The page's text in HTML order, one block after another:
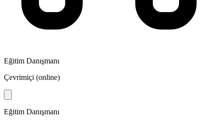
Eğitim Danışmanı
Çevrimiçi (online)
Eğitim Danışmanı